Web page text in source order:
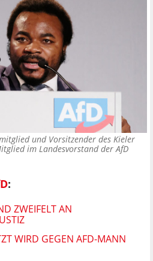
und Vorsitzender des Kieler
im Landesvorstand der AfD
:
ZWEIFELT AN
WIRD GEGEN AFD-MANN